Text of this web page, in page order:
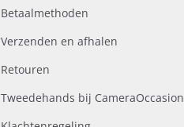
Betaalmethoden
Verzenden en afhalen
Retouren
Tweedehands bij CameraOccasion